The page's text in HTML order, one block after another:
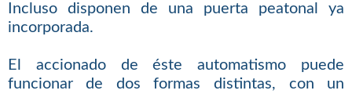
Incluso disponen de una puerta peatonal ya
incorporada.
El accionado de éste automatismo puede
funcionar de dos formas distintas, con un